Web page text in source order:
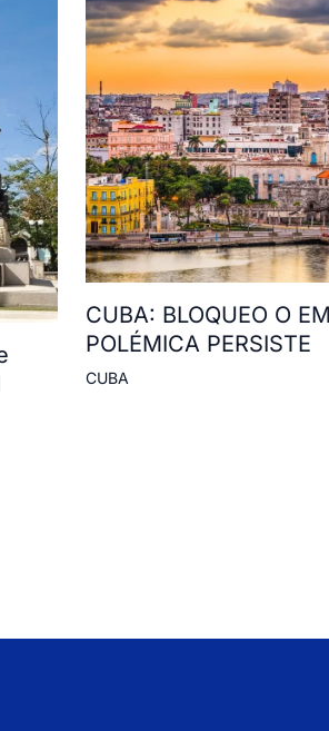
CUBA: BLOQUEO O
POLÉMICA PERSISTE
CUBA